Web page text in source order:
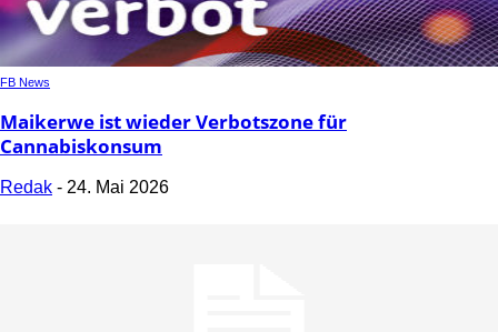
FB News
Maikerwe ist wieder Verbotszone für
Cannabiskonsum
Redak - 24. Mai 2026